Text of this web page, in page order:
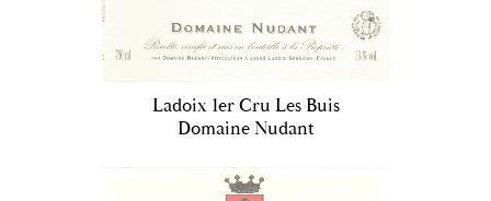
Ladoix 1er Cru Les Buis
Domaine Nudant